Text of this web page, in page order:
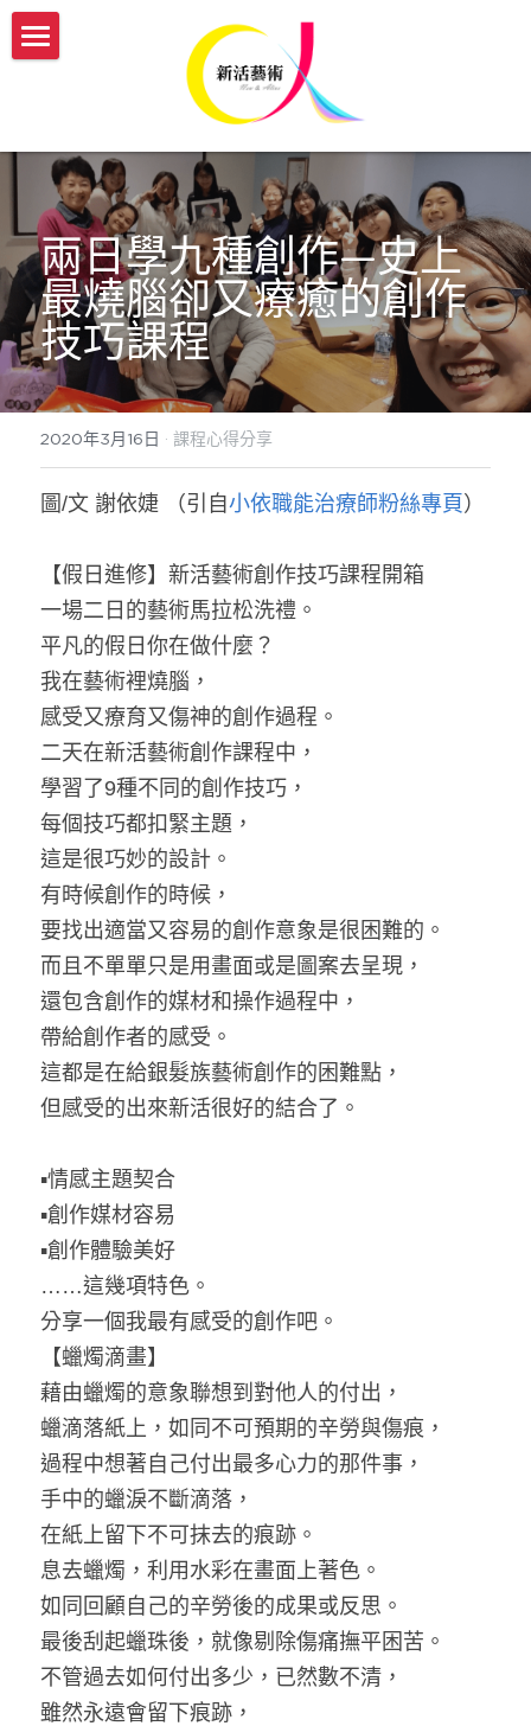
新活團隊介紹
傳承藝術服務方案
生命故事書
【機構據點】延緩模組與藝術輔療課程
【個人】藝術輔療團體課
【個人】到府藝術輔療
【政府企業】手作舒壓課程
【政府企業】工作坊
藝術輔療師介紹
開課與活動
【實體】傳承藝術帶領者培訓班
【線上】熟齡活動帶領師資培訓
【實體/線上】藝術輔療課程、生命故事書
年度開課一覽表
參與志工服務
媒體報導
新活部落格
ESG/CSR 企業服務
english
會員登入
色彩動物祝福卡
數位祝福轉盤
搜索
兩日學九種創作—史上
最燒腦卻又療癒的創作
技巧課程
2020年3月16日 · 課程心得分享
圖/文 謝依婕 （引自小依職能治療師粉絲專頁）
【假日進修】新活藝術創作技巧課程開箱
一場二日的藝術馬拉松洗禮。
平凡的假日你在做什麼？
我在藝術裡燒腦，
感受又療育又傷神的創作過程。
二天在新活藝術創作課程中，
學習了9種不同的創作技巧，
每個技巧都扣緊主題，
這是很巧妙的設計。
有時候創作的時候，
要找出適當又容易的創作意象是很困難的。
而且不單單只是用畫面或是圖案去呈現，
還包含創作的媒材和操作過程中，
帶給創作者的感受。
這都是在給銀髮族藝術創作的困難點，
但感受的出來新活很好的結合了。
▪情感主題契合
▪創作媒材容易
▪創作體驗美好
……這幾項特色。
分享一個我最有感受的創作吧。
【蠟燭滴畫】
藉由蠟燭的意象聯想到對他人的付出，
蠟滴落紙上，如同不可預期的辛勞與傷痕，
過程中想著自己付出最多心力的那件事，
手中的蠟淚不斷滴落，
在紙上留下不可抹去的痕跡。
息去蠟燭，利用水彩在畫面上著色。
如同回顧自己的辛勞後的成果或反思。
最後刮起蠟珠後，就像剔除傷痛撫平困苦。
不管過去如何付出多少，已然數不清，
雖然永遠會留下痕跡，